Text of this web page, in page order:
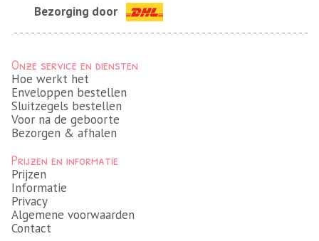
Bezorging door
Onze service en diensten
Hoe werkt het
Enveloppen bestellen
Sluitzegels bestellen
Voor na de geboorte
Bezorgen & afhalen
Prijzen en informatie
Prijzen
Informatie
Privacy
Algemene voorwaarden
Contact